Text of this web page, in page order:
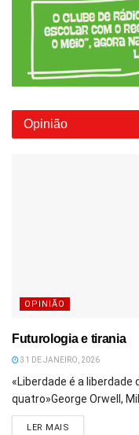
Opinião
OPINIÃO
Futurologia e tirania
31 DE JANEIRO, 2026
«Liberdade é a liberdade
quatro»George Orwell,
LER MAIS